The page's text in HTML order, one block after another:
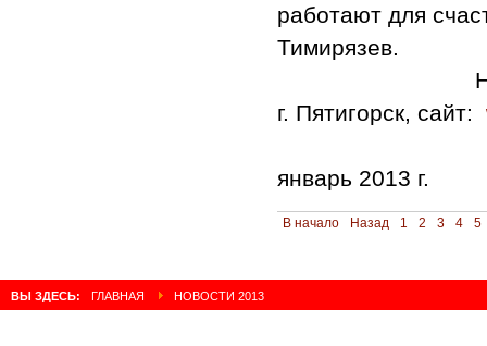
работают для
Тимирязев.
г. Пятигорск, сайт:
январь 2013 г.
В начало Назад 1 2 3 4 5
ВЫ ЗДЕСЬ: ГЛАВНАЯ НОВОСТИ 2013